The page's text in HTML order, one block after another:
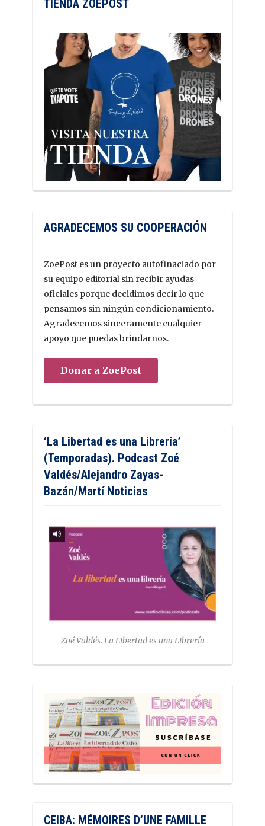
TIENDA ZOEPOST
AGRADECEMOS SU COOPERACIÓN
ZoePost es un proyecto autofinaciado por
su equipo editorial sin recibir ayudas
oficiales porque decidimos decir lo que
pensamos sin ningún condicionamiento.
Agradecemos sinceramente cualquier
apoyo que puedas brindarnos.
Donar a ZoePost
‘La Libertad es una Librería’
(Temporadas). Podcast Zoé
Valdés/Alejandro Zayas-
Bazán/Martí Noticias
Zoé Valdés. La Libertad es una Librería
CEIBA: MÉMOIRES D’UNE FAMILLE